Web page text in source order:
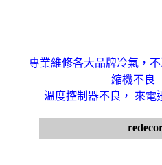
專業維修各大品牌冷氣，
縮機不良
溫度控制器不良， 來電